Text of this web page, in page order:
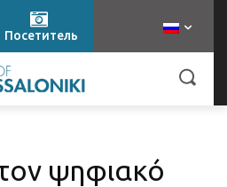
Посетитель
ψηφιακό